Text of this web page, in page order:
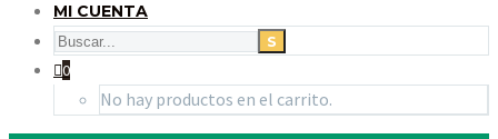
MI CUENTA
0
No hay productos en el carrito.